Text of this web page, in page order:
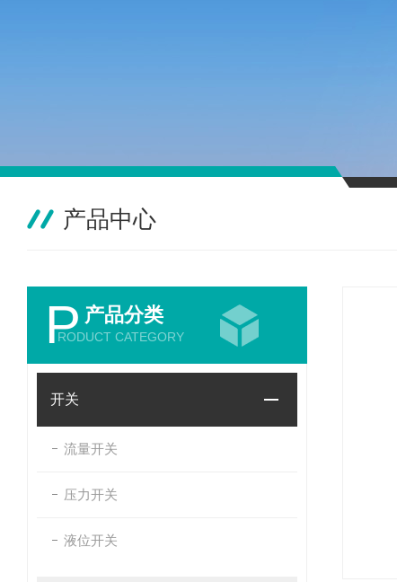
产品中心
P 产品分类
RODUCT CATEGORY
开关
流量开关
压力开关
液位开关